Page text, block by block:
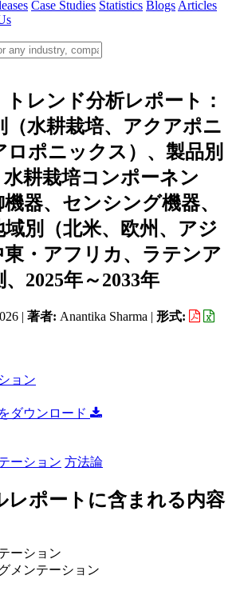
Case Studies Statistics Blogs Articles
レンド分析レポート：
（水耕栽培、アクアポニ
ロポニックス）、製品別
水耕栽培コンポーネン
機器、センシング機器、
別（北米、欧州、アジ
東・アフリカ、ラテンア
2025年～2033年
| 著者: Anantika Sharma | 形式:
ョン
ダウンロード
ーション 方法論
レポートに含まれる内容
ーション
メンテーション